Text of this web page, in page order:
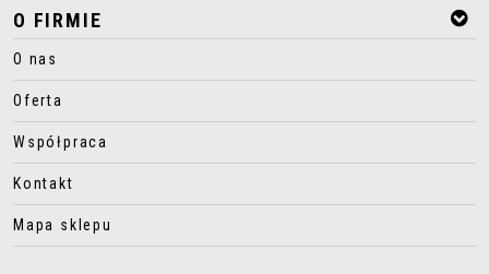
O FIRMIE
O nas
Oferta
Współpraca
Kontakt
Mapa sklepu